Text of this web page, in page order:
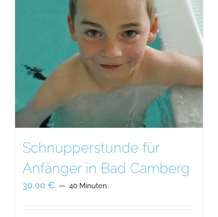
Schnupperstunde für
Anfänger in Bad Camberg
30,00 € 40 Minuten